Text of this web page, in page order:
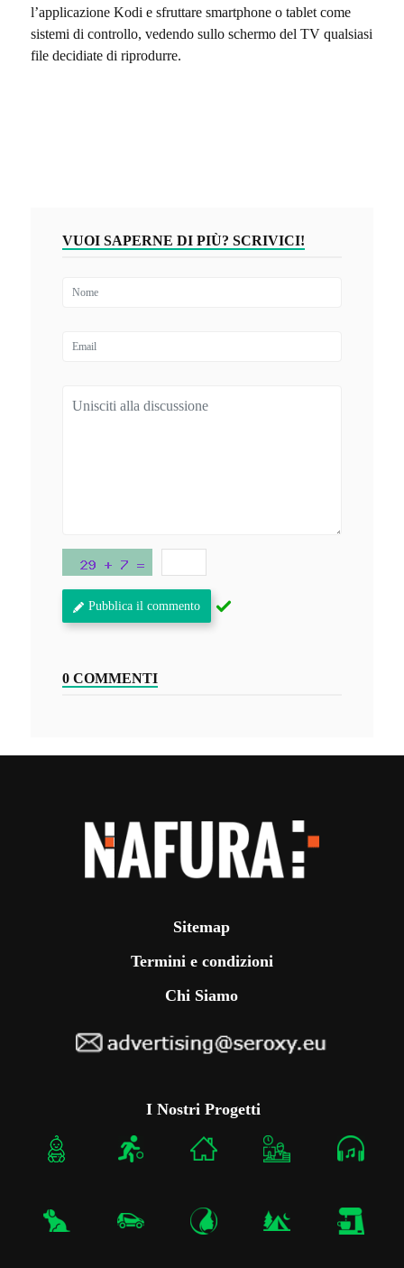
l’applicazione Kodi e sfruttare smartphone o tablet come
sistemi di controllo, vedendo sullo schermo del TV qualsiasi
file decidiate di riprodurre.
VUOI SAPERNE DI PIÙ? SCRIVICI!
Pubblica il commento
0 COMMENTI
Sitemap
Termini e condizioni
Chi Siamo
I Nostri Progetti